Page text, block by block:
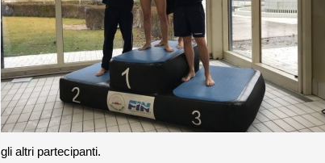
gli altri partecipanti.